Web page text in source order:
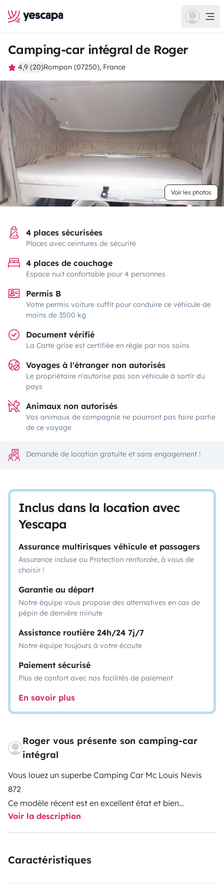
Camping-car intégral de Roger
4,9 (20)Rompon (07250), France
Voir les photos
4 places sécurisées
Places avec ceintures de sécurité
4 places de couchage
Espace nuit confortable pour 4 personnes
Permis B
Votre permis voiture suffit pour conduire ce véhicule de
moins de 3500 kg
Document vérifié
La Carte grise est certifiée en règle par nos soins
Voyages à l'étranger non autorisés
Le propriétaire n'autorise pas son véhicule à sortir du
pays
Animaux non autorisés
Vos animaux de compagnie ne pourront pas faire partie
de ce voyage
Demande de location gratuite et sans engagement !
Inclus dans la location avec
Yescapa
Assurance multirisques véhicule et passagers
Assurance incluse ou Protection renforcée, à vous de
choisir !
Garantie au départ
Notre équipe vous propose des alternatives en cas de
pépin de dernière minute
Assistance routière 24h/24 7j/7
Notre équipe toujours à votre écoute
Paiement sécurisé
Plus de confort avec nos facilités de paiement
En savoir plus
Roger vous présente son camping-car
intégral
Vous louez un superbe Camping Car Mc Louis Nevis
872
Ce modèle récent est en excellent état et bien
entretenu
Avec tout le confort pour des balades de 1 à 4
d'équipement
Voir la description
Caractéristiques